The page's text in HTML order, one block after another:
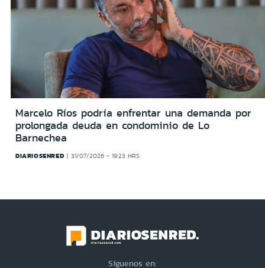
Marcelo Ríos podría enfrentar una demanda por
prolongada deuda en condominio de Lo
Barnechea
DIARIOSENRED 31/07/2026 - 19:23 HRS
Síguenos en: